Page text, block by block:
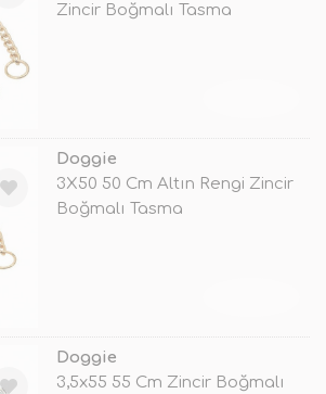
Zincir Boğmalı Tasma
Doggie
3X50 50 Cm Altın Rengi Zincir
Boğmalı Tasma
Doggie
3,5x55 55 Cm Zincir Boğmalı